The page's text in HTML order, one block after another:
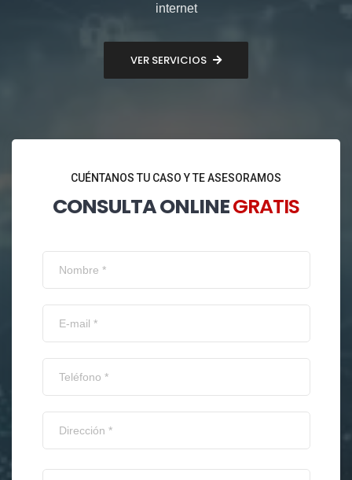
internet
VER SERVICIOS
CUÉNTANOS TU CASO Y TE ASESORAMOS
CONSULTA ONLINEGRATIS